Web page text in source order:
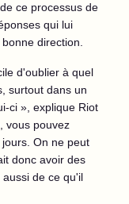
ce processus de
qui lui
direction.
d'oublier à quel
surtout dans un
ci », explique Riot
vous pouvez
On ne peut
donc avoir des
de ce qu'il